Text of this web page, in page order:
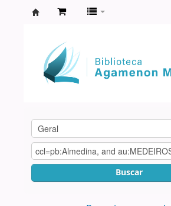
Agamenon
Magalhães
Buscar